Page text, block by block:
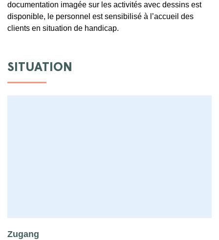
documentation imagée sur les activités avec dessins est
disponible, le personnel est sensibilisé à l’accueil des
clients en situation de handicap.
SITUATION
Zugang